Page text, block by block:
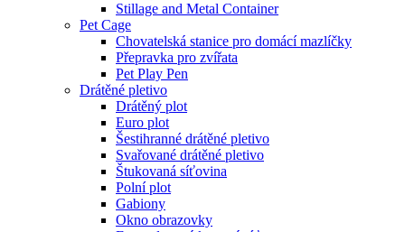
Stillage and Metal Container
Pet Cage
Chovatelská stanice pro domácí mazlíčky
Přepravka pro zvířata
Pet Play Pen
Drátěné pletivo
Drátěný plot
Euro plot
Šestihranné drátěné pletivo
Svařované drátěné pletivo
Štukovaná síťovina
Polní plot
Gabiony
Okno obrazovky